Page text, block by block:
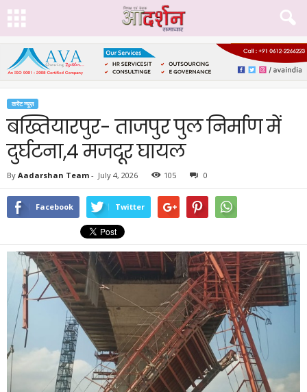
करेंट न्यूज़
बख्तियारपुर- ताजपुर पुल निर्माण में
दुर्घटना,4 मजदूर घायल
By Aadarshan Team - July 4, 2026 105 0
Facebook Twitter